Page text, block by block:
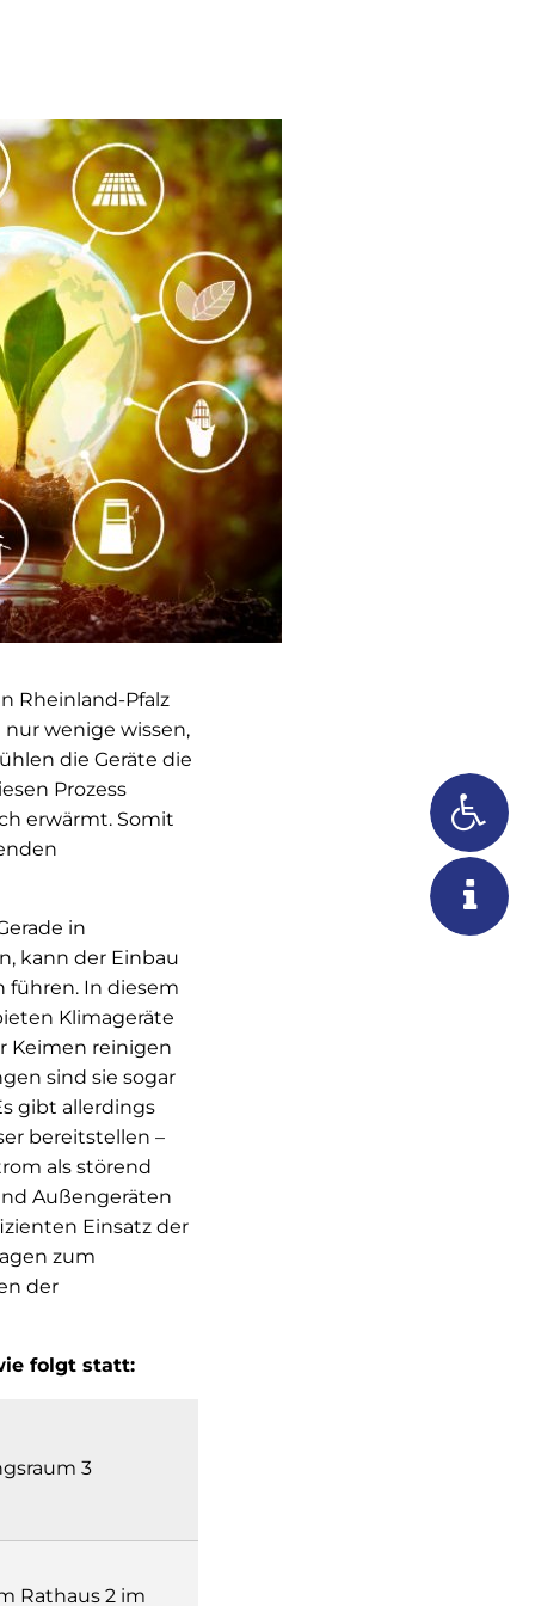
Rheinland-Pfalz
wenige wissen,
die Geräte die
Prozess
erwärmt. Somit
in
kann der Einbau
führen. In diesem
Klimageräte
Keimen reinigen
sind sie sogar
gibt allerdings
bereitstellen –
als störend
Außengeräten
Einsatz der
zum
der
folgt statt:
3
Rathaus 2 im